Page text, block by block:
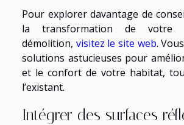
Pour explorer davantage de
la transformation de votre
démolition, visitez le site web.
solutions astucieuses pour
et le confort de votre habitat,
l’existant.
Intégrer des surfaces